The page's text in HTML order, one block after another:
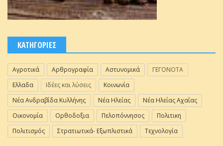
ΚΑΤΗΓΟΡΙΕΣ
Αγροτικά Αρθρογραφία Αστυνομικά
ΓΕΓΟΝΟΤΑ
Ελλαδα
Ιδέες και λύσεις
Κοινωνία
Νέα Ανδραβίδα Κυλλήνης
Νέα Ηλείας
Νέα Ηλείας Αχαΐας
Οικονομία
Ορθοδοξια Πελοπόννησος
Πολιτικη
Πολιτισμός
Στρατιωτικά- Εξωπλιστικά Τεχνολογία